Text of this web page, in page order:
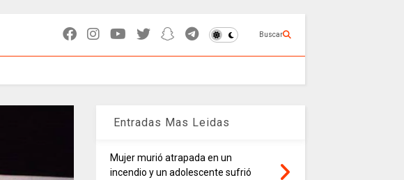
Buscar
Entradas Mas Leidas
Mujer murió atrapada en un
incendio y un adolescente sufrió